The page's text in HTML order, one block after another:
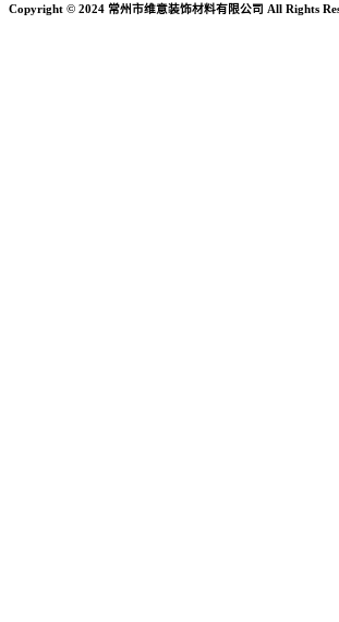
Copyright © 2024 常州市维意装饰材料有限公司 All Rights